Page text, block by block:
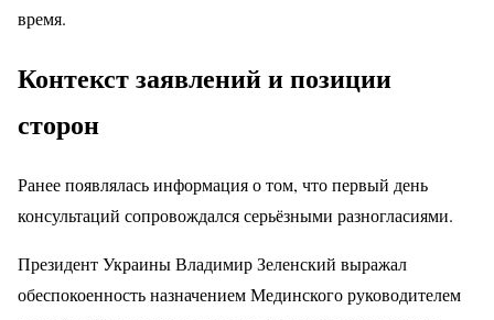
время.
Контекст заявлений и позиции
сторон
Ранее появлялась информация о том, что первый день
консультаций сопровождался серьёзными разногласиями.
Президент Украины Владимир Зеленский выражал
обеспокоенность назначением Мединского руководителем